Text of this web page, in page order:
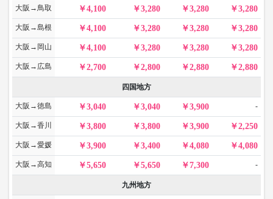
大阪→鳥取 4,100 3,280 3,280 3,280
大阪→島根 4,100 3,280 3,280 3,280
大阪→岡山 4,100 3,280 3,280 3,280
大阪→広島 2,700 2,800 2,880 2,880
四国地方
大阪→徳島 3,040 3,040 3,900 -
大阪→香川 3,800 3,800 3,900 2,250
大阪→愛媛 3,900 3,400 4,080 4,080
大阪→高知 5,650 5,650 7,300 -
九州地方